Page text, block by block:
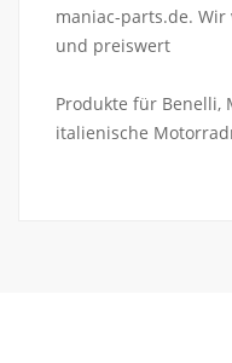
maniac-parts.de.
und preiswert
Produkte für Benelli,
italienische